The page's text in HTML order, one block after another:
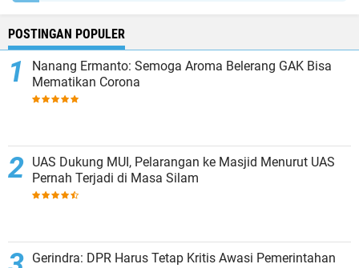
POSTINGAN POPULER
Nanang Ermanto: Semoga Aroma Belerang GAK Bisa
Mematikan Corona
UAS Dukung MUI, Pelarangan ke Masjid Menurut UAS
Pernah Terjadi di Masa Silam
Gerindra: DPR Harus Tetap Kritis Awasi Pemerintahan